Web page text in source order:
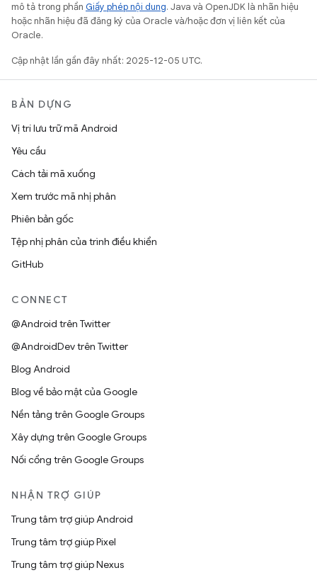
mô tả trong phần Giấy phép nội dung. Java và OpenJDK là nhãn hiệu
hoặc nhãn hiệu đã đăng ký của Oracle và/hoặc đơn vị liên kết của
Oracle.
Cập nhật lần gần đây nhất: 2025-12-05 UTC.
BẢN DỰNG
Vị trí lưu trữ mã Android
Yêu cầu
Cách tải mã xuống
Xem trước mã nhị phân
Phiên bản gốc
Tệp nhị phân của trình điều khiển
GitHub
CONNECT
@Android trên Twitter
@AndroidDev trên Twitter
Blog Android
Blog về bảo mật của Google
Nền tảng trên Google Groups
Xây dựng trên Google Groups
Nối cổng trên Google Groups
NHẬN TRỢ GIÚP
Trung tâm trợ giúp Android
Trung tâm trợ giúp Pixel
Trung tâm trợ giúp Nexus